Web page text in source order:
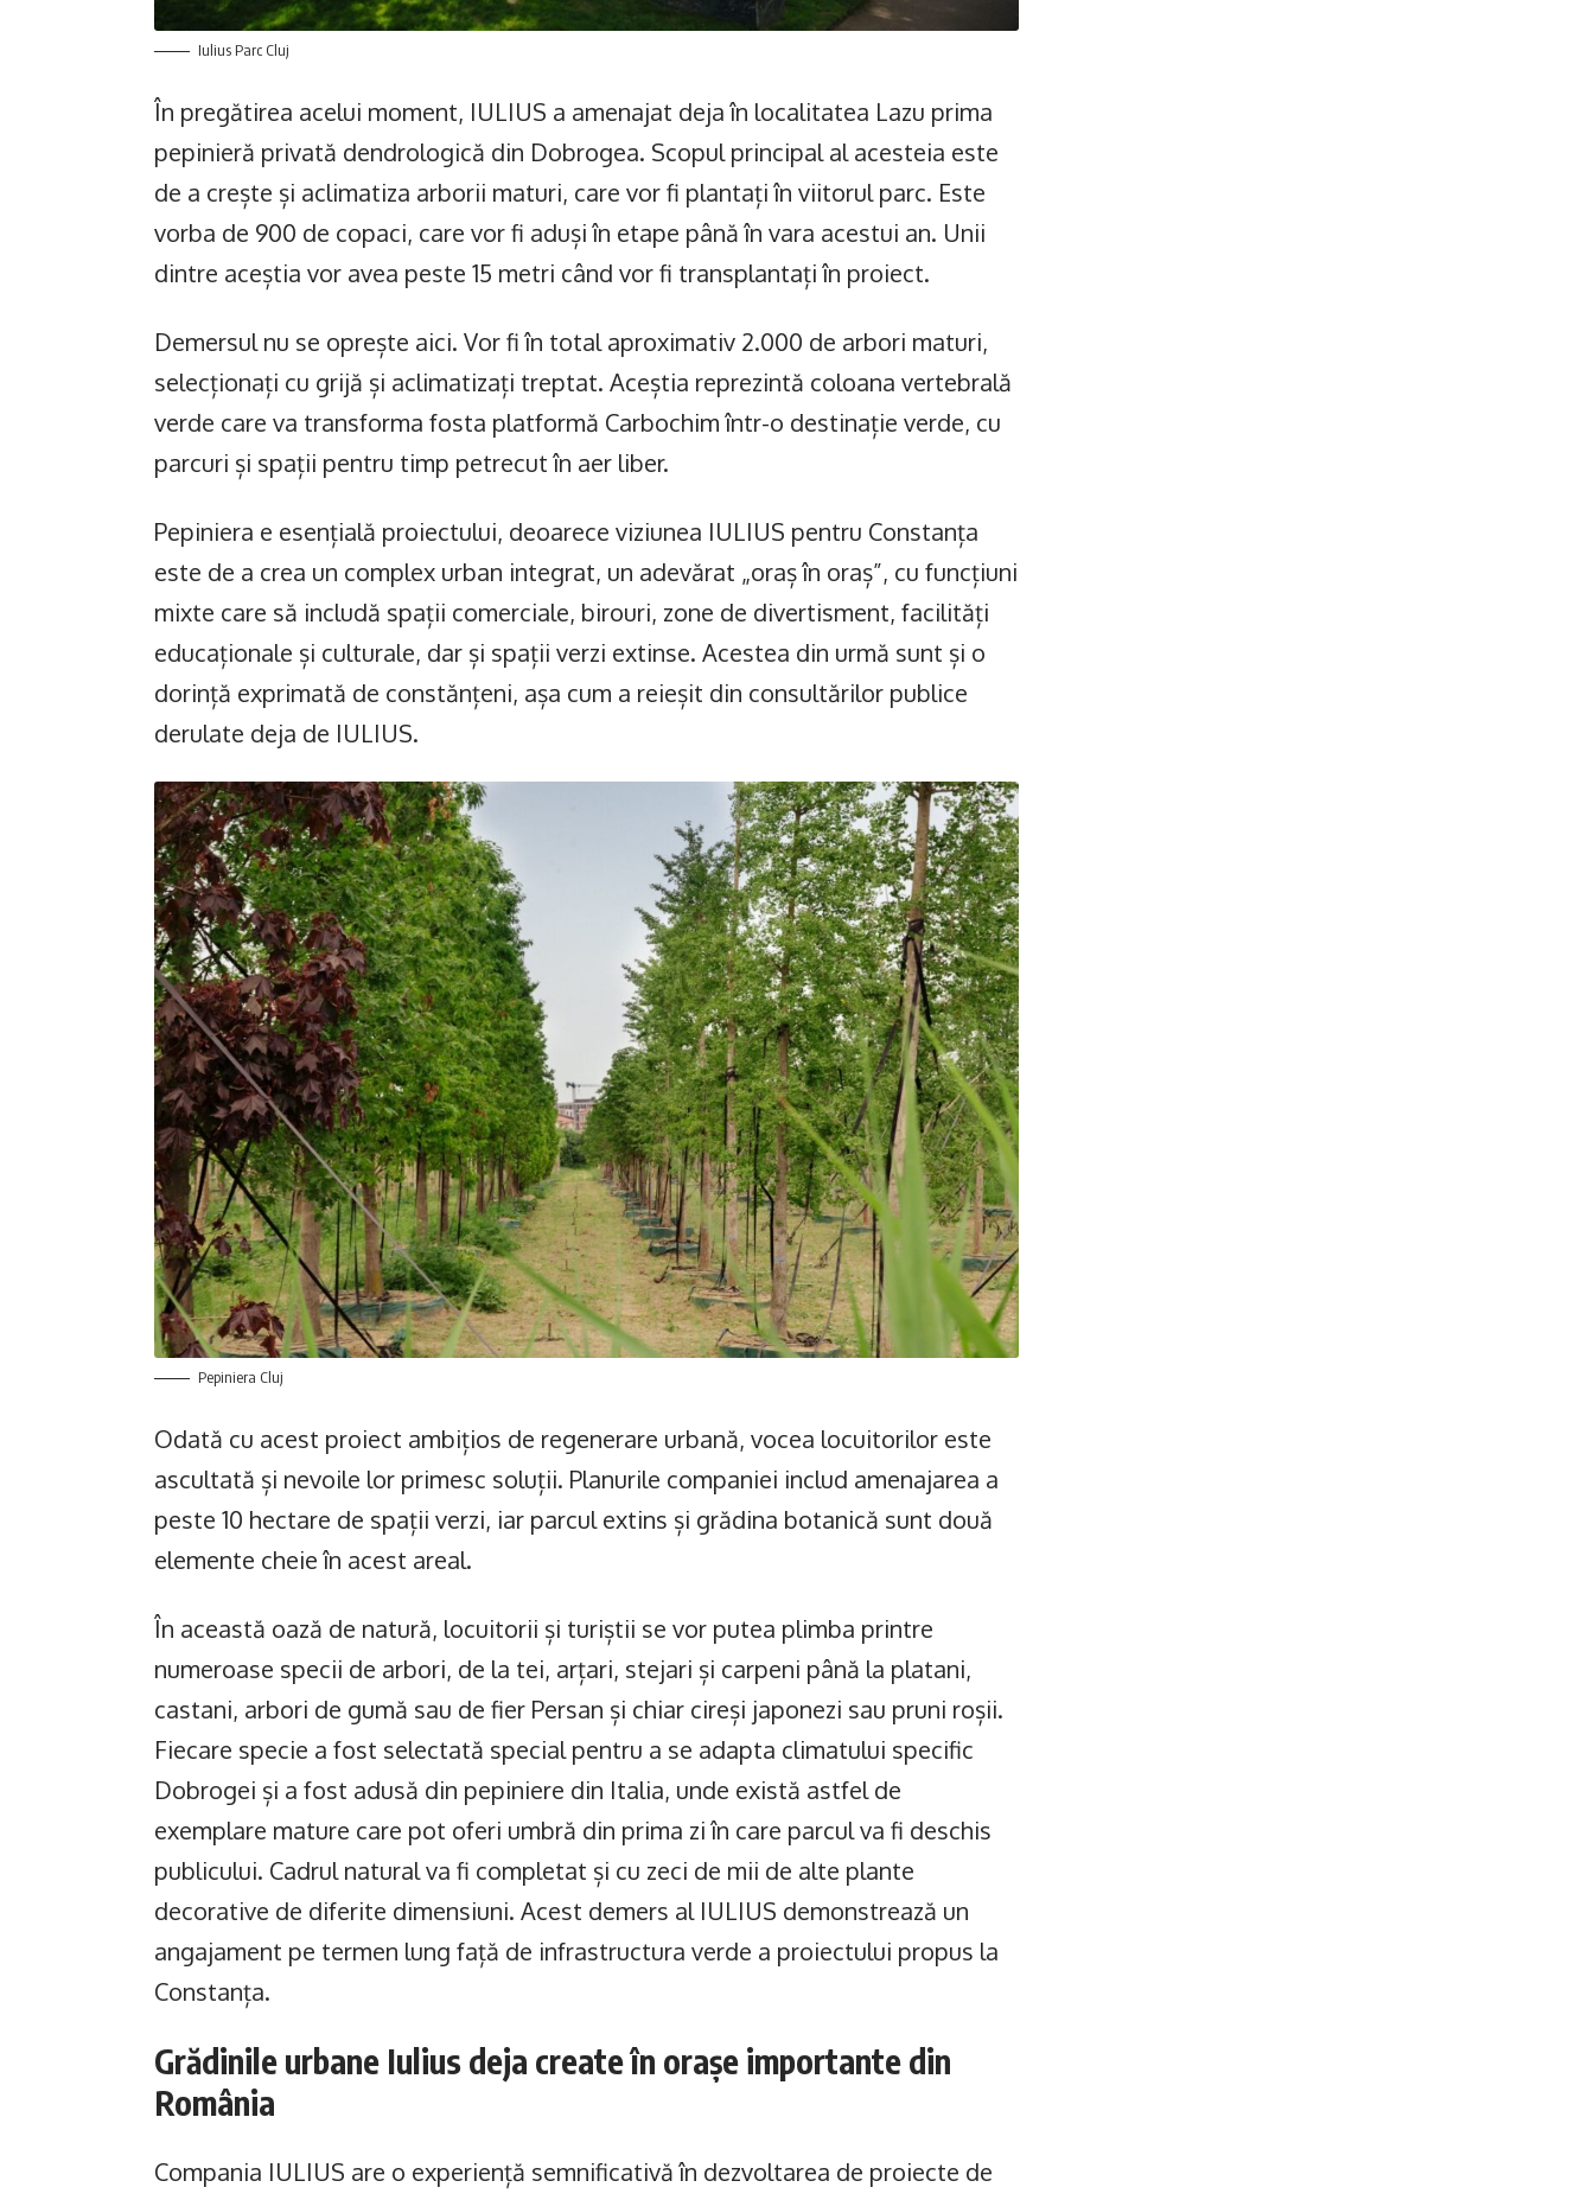
Iulius Parc Cluj
În pregătirea acelui moment, IULIUS a amenajat deja în localitatea Lazu prima
pepinieră privată dendrologică din Dobrogea. Scopul principal al acesteia este
de a crește și aclimatiza arborii maturi, care vor fi plantați în viitorul parc. Este
vorba de 900 de copaci, care vor fi aduși în etape până în vara acestui an. Unii
dintre aceștia vor avea peste 15 metri când vor fi transplantați în proiect.
Demersul nu se oprește aici. Vor fi în total aproximativ 2.000 de arbori maturi,
selecționați cu grijă și aclimatizați treptat. Aceștia reprezintă coloana vertebrală
verde care va transforma fosta platformă Carbochim într-o destinație verde, cu
parcuri și spații pentru timp petrecut în aer liber.
Pepiniera e esențială proiectului, deoarece viziunea IULIUS pentru Constanța
este de a crea un complex urban integrat, un adevărat „oraș în oraș”, cu funcțiuni
mixte care să includă spații comerciale, birouri, zone de divertisment, facilități
educaționale și culturale, dar și spații verzi extinse. Acestea din urmă sunt și o
dorință exprimată de constănțeni, așa cum a reieșit din consultărilor publice
derulate deja de IULIUS.
Pepiniera Cluj
Odată cu acest proiect ambițios de regenerare urbană, vocea locuitorilor este
ascultată și nevoile lor primesc soluții. Planurile companiei includ amenajarea a
peste 10 hectare de spații verzi, iar parcul extins și grădina botanică sunt două
elemente cheie în acest areal.
În această oază de natură, locuitorii și turiștii se vor putea plimba printre
numeroase specii de arbori, de la tei, arțari, stejari și carpeni până la platani,
castani, arbori de gumă sau de fier Persan și chiar cireși japonezi sau pruni roșii.
Fiecare specie a fost selectată special pentru a se adapta climatului specific
Dobrogei și a fost adusă din pepiniere din Italia, unde există astfel de
exemplare mature care pot oferi umbră din prima zi în care parcul va fi deschis
publicului. Cadrul natural va fi completat și cu zeci de mii de alte plante
decorative de diferite dimensiuni. Acest demers al IULIUS demonstrează un
angajament pe termen lung față de infrastructura verde a proiectului propus la
Constanța.
Grădinile urbane Iulius deja create în orașe importante din
România
Compania IULIUS are o experiență semnificativă în dezvoltarea de proiecte de